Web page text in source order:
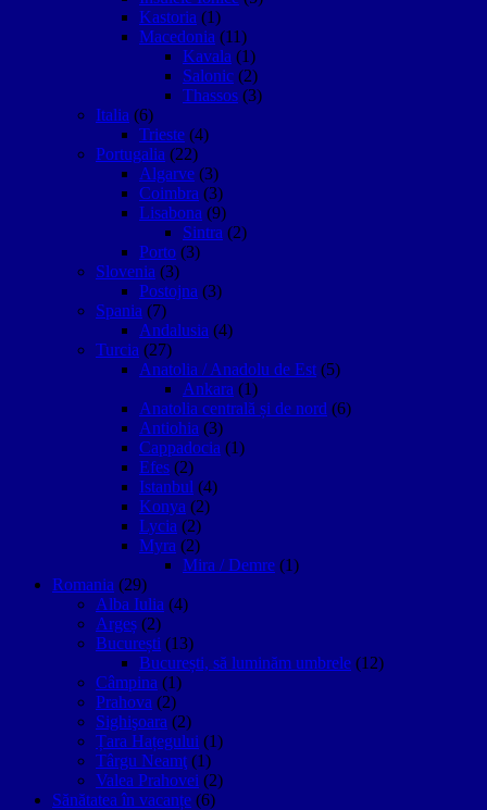
Kastoria (1)
Macedonia (11)
Kavala (1)
Salonic (2)
Thassos (3)
Italia (6)
Trieste (4)
Portugalia (22)
Algarve (3)
Coimbra (3)
Lisabona (9)
Sintra (2)
Porto (3)
Slovenia (3)
Postojna (3)
Spania (7)
Andalusia (4)
Turcia (27)
Anatolia / Anadolu de Est (5)
Ankara (1)
Anatolia centrală și de nord (6)
Antiohia (3)
Cappadocia (1)
Efes (2)
Istanbul (4)
Konya (2)
Lycia (2)
Myra (2)
Mira / Demre (1)
Romania (29)
Alba Iulia (4)
Argeș (2)
București (13)
București, să luminăm umbrele (12)
Câmpina (1)
Prahova (2)
Sighişoara (2)
Țara Hațegului (1)
Târgu Neamţ (1)
Valea Prahovei (2)
Sănătatea în vacanțe (6)